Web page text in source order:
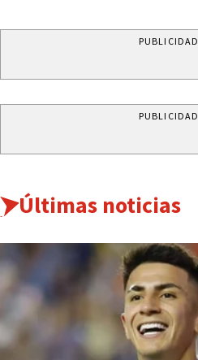
PUBLICIDAD
PUBLICIDAD
Últimas noticias